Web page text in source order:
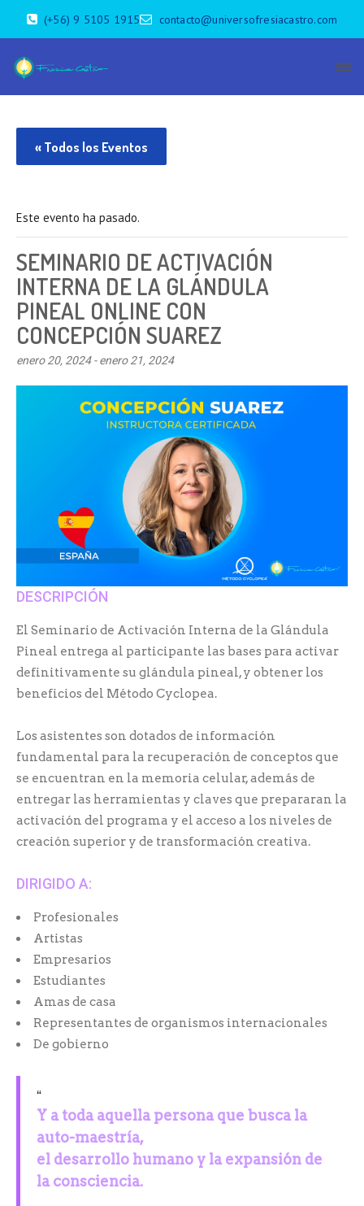
(+56) 9 5105 1915 contacto@universofresiacastro.com
« Todos los Eventos
Este evento ha pasado.
SEMINARIO DE ACTIVACIÓN
INTERNA DE LA GLÁNDULA
PINEAL ONLINE CON
CONCEPCIÓN SUAREZ
enero 20, 2024-enero 21, 2024
DESCRIPCIÓN
El Seminario de Activación Interna de la Glándula
Pineal entrega al participante las bases para activar
definitivamente su glándula pineal, y obtener los
beneficios del Método Cyclopea.
Los asistentes son dotados de información
fundamental para la recuperación de conceptos que
se encuentran en la memoria celular, además de
entregar las herramientas y claves que prepararan la
activación del programa y el acceso a los niveles de
creación superior y de transformación creativa.
DIRIGIDO A:
Profesionales
Artistas
Empresarios
Estudiantes
Amas de casa
Representantes de organismos internacionales
De gobierno
Y a toda aquella persona que busca la
auto-maestría,
el desarrollo humano y la expansión de
la consciencia.